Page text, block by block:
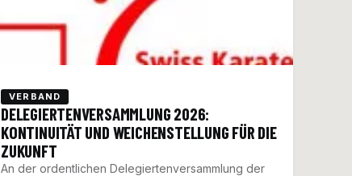
VERBAND
DELEGIERTENVERSAMMLUNG 2026:
KONTINUITÄT UND WEICHENSTELLUNG FÜR DIE
ZUKUNFT
An der ordentlichen Delegiertenversammlung der